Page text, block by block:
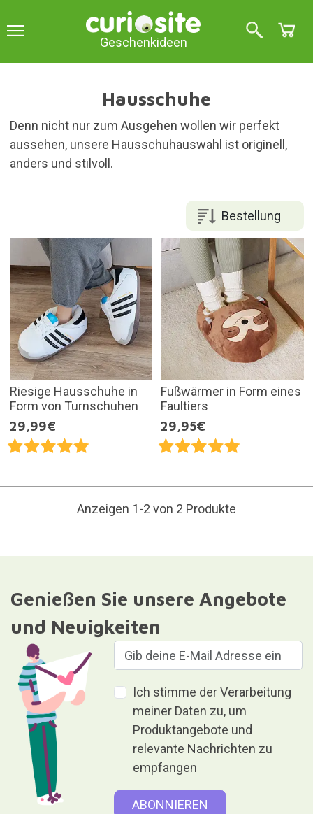
Geschenkideen
Hausschuhe
Denn nicht nur zum Ausgehen wollen wir perfekt
aussehen, unsere Hausschuhauswahl ist originell,
anders und stilvoll.
Bestellung
Riesige Hausschuhe in
Form von Turnschuhen
29,99€
Fußwärmer in Form eines
Faultiers
29,95€
Anzeigen 1-2 von 2 Produkte
Genießen Sie unsere Angebote
und Neuigkeiten
Ich stimme der Verarbeitung
meiner Daten zu, um
Produktangebote und
relevante Nachrichten zu
empfangen